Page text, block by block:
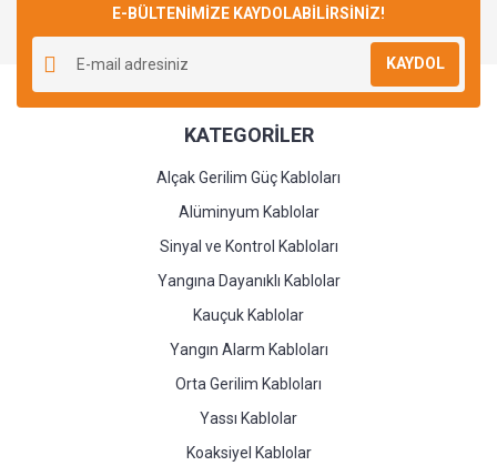
Yorum Yaz
E-BÜLTENİMİZE KAYDOLABİLİRSİNİZ!
KAYDOL
KATEGORİLER
Alçak Gerilim Güç Kabloları
Alüminyum Kablolar
Sinyal ve Kontrol Kabloları
Yangına Dayanıklı Kablolar
Kauçuk Kablolar
Yangın Alarm Kabloları
Orta Gerilim Kabloları
Yassı Kablolar
Koaksiyel Kablolar